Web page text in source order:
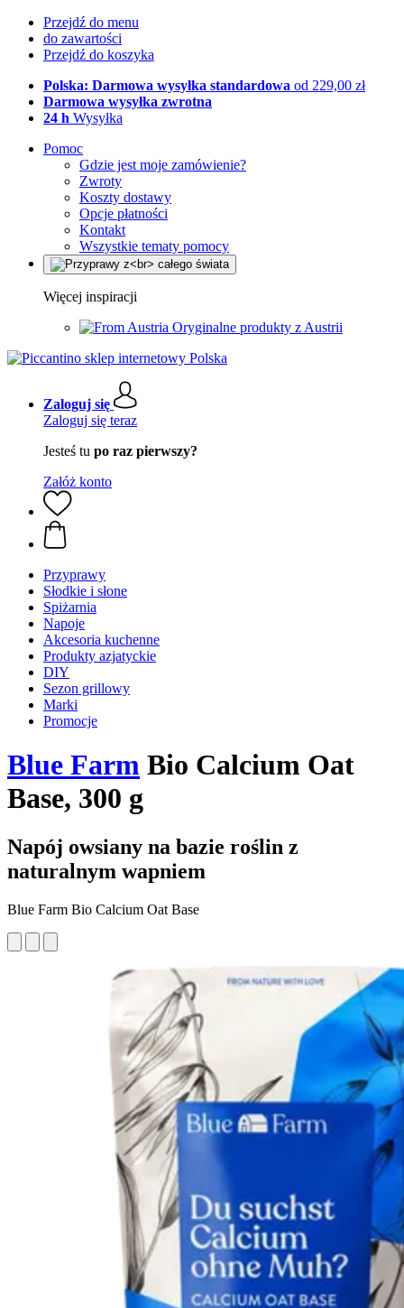
Przejdź do menu
do zawartości
Przejdź do koszyka
Polska: Darmowa wysyłka standardowa od 229,00 zł
Darmowa wysyłka zwrotna
24 h Wysyłka
Pomoc
Gdzie jest moje zamówienie?
Zwroty
Koszty dostawy
Opcje płatności
Kontakt
Wszystkie tematy pomocy
Więcej inspiracji
Oryginalne produkty z Austrii
Zaloguj się
Zaloguj się teraz
Jesteś tu po raz pierwszy?
Załóż konto
Przyprawy
Słodkie i słone
Spiżarnia
Napoje
Akcesoria kuchenne
Produkty azjatyckie
DIY
Sezon grillowy
Marki
Promocje
Blue Farm Bio Calcium Oat
Base, 300 g
Napój owsiany na bazie roślin z
naturalnym wapniem
Blue Farm Bio Calcium Oat Base